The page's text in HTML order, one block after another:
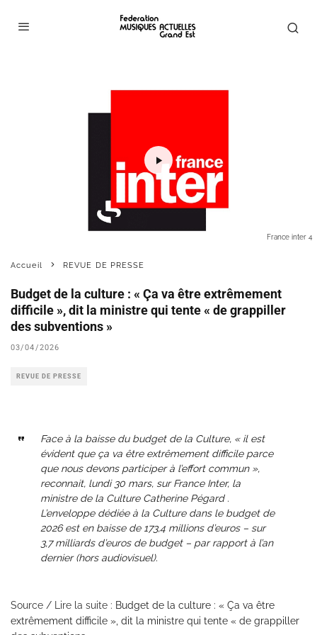
France inter 4
Accueil REVUE DE PRESSE
Budget de la culture : « Ça va être extrêmement
difficile », dit la ministre qui tente « de grappiller
des subventions »
03/04/2026
REVUE DE PRESSE
Face à la baisse du budget de la Culture, « il est
évident que ça va être extrêmement difficile parce
que nous devons participer à l’effort commun »,
reconnait, lundi 30 mars, sur France Inter, la
ministre de la Culture Catherine Pégard .
L’enveloppe dédiée à la Culture dans le budget de
2026 est en baisse de 173,4 millions d’euros – sur
3,7 milliards d’euros de budget – par rapport à l’an
dernier (hors audiovisuel).
Source / Lire la suite : Budget de la culture : « Ça va être
extrêmement difficile », dit la ministre qui tente « de grappiller